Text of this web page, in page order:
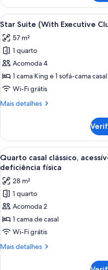
Access)
Suite
(With
Executive
Lounge
Access)
Carrega
todas
as
fotos
de
Star
Suite
Executive
Access)
7
Star Suite (With Executive
57 m²
1 quarto
Acomoda 4
1 cama King e 1 sofá-cama casal
Wi-Fi grátis
Mais detalhes
Mais
Suite
(With
Executive
Club
Access)
Carrega
todas
as
fotos
de
Quarto
casal
clássico,
acessível
6
Quarto casal clássico,
deficiência física
28 m²
1 quarto
Acomoda 2
1 cama de casal
Wi-Fi grátis
Mais detalhes
Mais